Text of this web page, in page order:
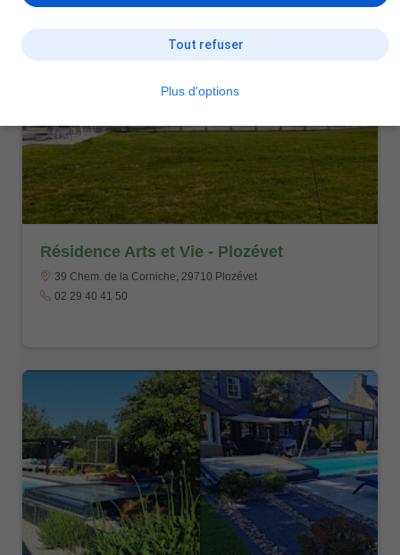
Résidence Arts et Vie - Plozévet
39 Chem. de la Corniche, 29710 Plozévet
02 29 40 41 50
Tout refuser
Plus d'options